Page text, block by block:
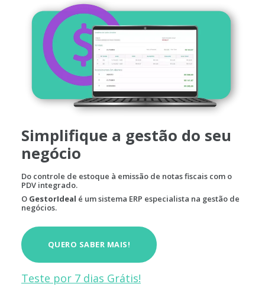
Simplifique a gestão do seu
negócio
Do controle de estoque à emissão de notas fiscais com o
PDV integrado.
O GestorIdeal é um sistema ERP especialista na gestão de
negócios.
QUERO SABER MAIS!
Teste por 7 dias Grátis!